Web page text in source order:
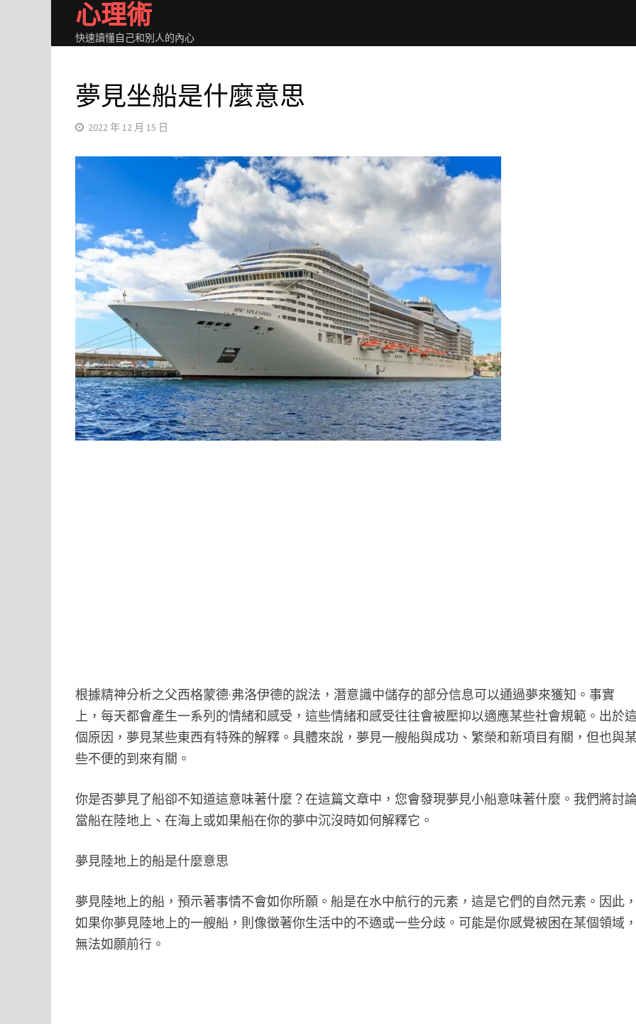
content
心理術
快速讀懂自己和別人的內心
夢見坐船是什麼意思
2022 年 12 月 15 日
根據精神分析之父西格蒙德·弗洛伊德的說法，潛意識中儲存的部分信息可以通過夢來獲知。事實
上，每天都會產生一系列的情緒和感受，這些情緒和感受往往會被壓抑以適應某些社會規範。出於這
個原因，夢見某些東西有特殊的解釋。具體來說，夢見一艘船與成功、繁榮和新項目有關，但也與某
些不便的到來有關。
你是否夢見了船卻不知道這意味著什麼？在這篇文章中，您會發現夢見小船意味著什麼。我們將討論
當船在陸地上、在海上或如果船在你的夢中沉沒時如何解釋它。
夢見陸地上的船是什麼意思
夢見陸地上的船，預示著事情不會如你所願。船是在水中航行的元素，這是它們的自然元素。因此，
如果你夢見陸地上的一艘船，則像徵著你生活中的不適或一些分歧。可能是你感覺被困在某個領域，
無法如願前行。